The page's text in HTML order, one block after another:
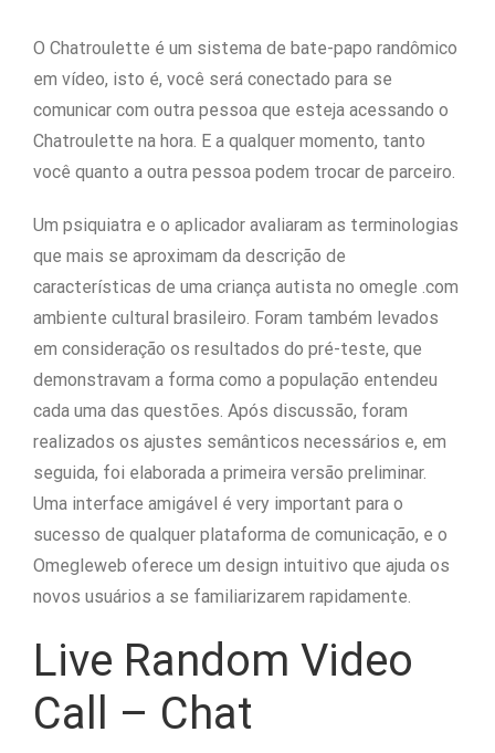
O Chatroulette é um sistema de bate-papo randômico
em vídeo, isto é, você será conectado para se
comunicar com outra pessoa que esteja acessando o
Chatroulette na hora. E a qualquer momento, tanto
você quanto a outra pessoa podem trocar de parceiro.
Um psiquiatra e o aplicador avaliaram as terminologias
que mais se aproximam da descrição de
características de uma criança autista no omegle .com
ambiente cultural brasileiro. Foram também levados
em consideração os resultados do pré-teste, que
demonstravam a forma como a população entendeu
cada uma das questões. Após discussão, foram
realizados os ajustes semânticos necessários e, em
seguida, foi elaborada a primeira versão preliminar.
Uma interface amigável é very important para o
sucesso de qualquer plataforma de comunicação, e o
Omegleweb oferece um design intuitivo que ajuda os
novos usuários a se familiarizarem rapidamente.
Live Random Video
Call – Chat